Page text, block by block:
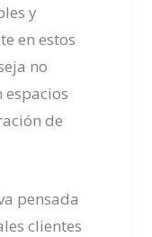
y
en estos
no
de
pensada
clientes